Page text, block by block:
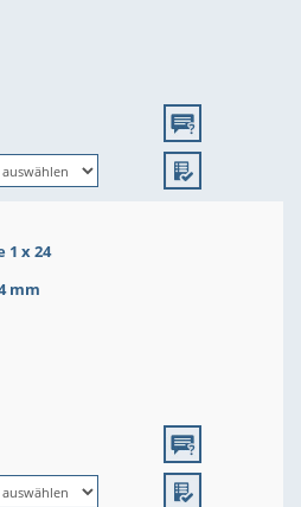
1 x 24
mm